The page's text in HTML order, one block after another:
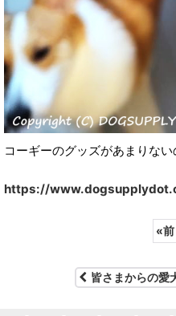
コーギーのグッズがあまりな
https://
«前
皆さまからの愛